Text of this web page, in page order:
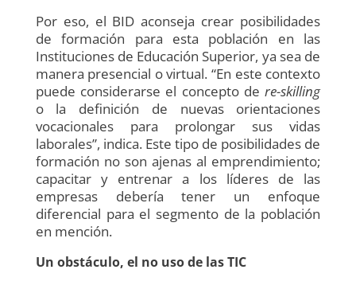
Por eso, el BID aconseja crear posibilidades
de formación para esta población en las
Instituciones de Educación Superior, ya sea de
manera presencial o virtual. “En este contexto
puede considerarse el concepto dere-skilling
o la definición de nuevas orientaciones
vocacionales para prolongar sus vidas
laborales”, indica. Este tipo de posibilidades de
formación no son ajenas al emprendimiento;
capacitar y entrenar a los líderes de las
empresas debería tener un enfoque
diferencial para el segmento de la población
en mención.
Un obstáculo, el no uso de las TIC